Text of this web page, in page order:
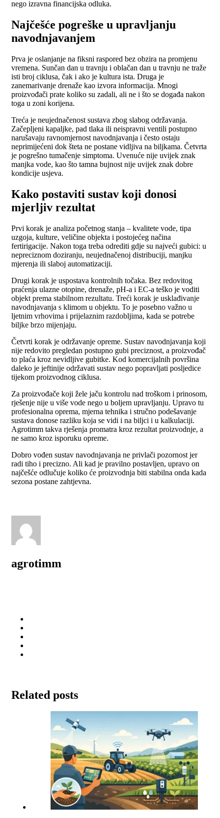
nego izravna financijska odluka.
Najčešće pogreške u upravljanju
navodnjavanjem
Prva je oslanjanje na fiksni raspored bez obzira na promjenu
vremena. Sunčan dan u travnju i oblačan dan u travnju ne traže
isti broj ciklusa, čak i ako je kultura ista. Druga je
zanemarivanje drenaže kao izvora informacija. Mnogi
proizvođači prate koliko su zadali, ali ne i što se događa nakon
toga u zoni korijena.
Treća je neujednačenost sustava zbog slabog održavanja.
Začepljeni kapaljke, pad tlaka ili neispravni ventili postupno
narušavaju ravnomjernost navodnjavanja i često ostaju
neprimijećeni dok šteta ne postane vidljiva na biljkama. Četvrta
je pogrešno tumačenje simptoma. Uvenuće nije uvijek znak
manjka vode, kao što tamna bujnost nije uvijek znak dobre
kondicije usjeva.
Kako postaviti sustav koji donosi
mjerljiv rezultat
Prvi korak je analiza početnog stanja – kvalitete vode, tipa
uzgoja, kulture, veličine objekta i postojećeg načina
fertirigacije. Nakon toga treba odrediti gdje su najveći gubici: u
nepreciznom doziranju, neujednačenoj distribuciji, manjku
mjerenja ili slaboj automatizaciji.
Drugi korak je uspostava kontrolnih točaka. Bez redovitog
praćenja ulazne otopine, drenaže, pH-a i EC-a teško je voditi
objekt prema stabilnom rezultatu. Treći korak je usklađivanje
navodnjavanja s klimom u objektu. To je posebno važno u
ljetnim vrhovima i prijelaznim razdobljima, kada se potrebe
biljke brzo mijenjaju.
Četvrti korak je održavanje opreme. Sustav navodnjavanja koji
nije redovito pregledan postupno gubi preciznost, a proizvođač
to plaća kroz nevidljive gubitke. Kod komercijalnih površina
daleko je jeftinije održavati sustav nego popravljati posljedice
tijekom proizvodnog ciklusa.
Za proizvođače koji žele jaču kontrolu nad troškom i prinosom,
rješenje nije u više vode nego u boljem upravljanju. Upravo tu
profesionalna oprema, mjerna tehnika i stručno podešavanje
sustava donose razliku koja se vidi i na biljci i u kalkulaciji.
Agrotimm takva rješenja promatra kroz rezultat proizvodnje, a
ne samo kroz isporuku opreme.
Dobro vođen sustav navodnjavanja ne privlači pozornost jer
radi tiho i precizno. Ali kad je pravilno postavljen, upravo on
najčešće odlučuje koliko će proizvodnja biti stabilna onda kada
sezona postane zahtjevna.
agrotimm
Related posts